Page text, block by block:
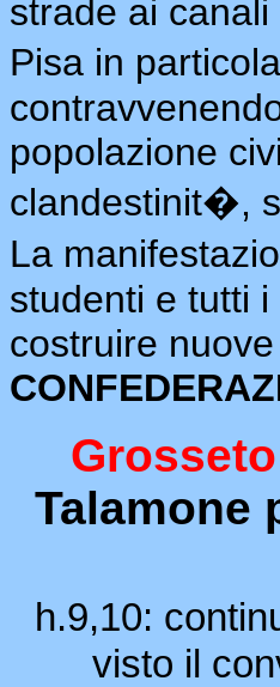
strade ai
Pisa in
popolazione
clandestinit�,
La
studenti e tutti
costruire
Grosseto
Talamone
h.9,10:
visto il